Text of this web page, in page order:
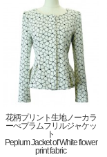
花柄プリント生地ノーカラ
ーぺプラムフリルジャケッ
ト
Peplum Jacket of White flower
print fabric